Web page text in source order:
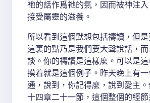
祂的話作爲祂的氣，因而被神注
接受屬靈的滋養。
所以看到這個默想包括禱讀，但是
這裏的點乃是我們要大聲說話，
談。你的禱讀是這樣麼。可以是
摸着就是這個例子。昨天晚上有
通，說到，你記得麼，說到愛主
十四章二十一節，這個整個的經